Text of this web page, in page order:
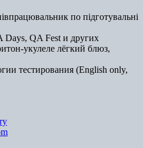
по підготувальні
Days, QA Fest и других
укулеле лёгкий блюз,
тестирования (English only,